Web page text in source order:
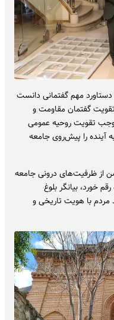
دستاورد مهم گفتمانی دانست
گفتمان مقاومت و
تقویت روحیه عمومی
آینده را پیش‌روی جامعه
از ظرفیت‌های درونی جامعه
خورد، بیانگر بلوغ
مردم با هویت تاریخی و